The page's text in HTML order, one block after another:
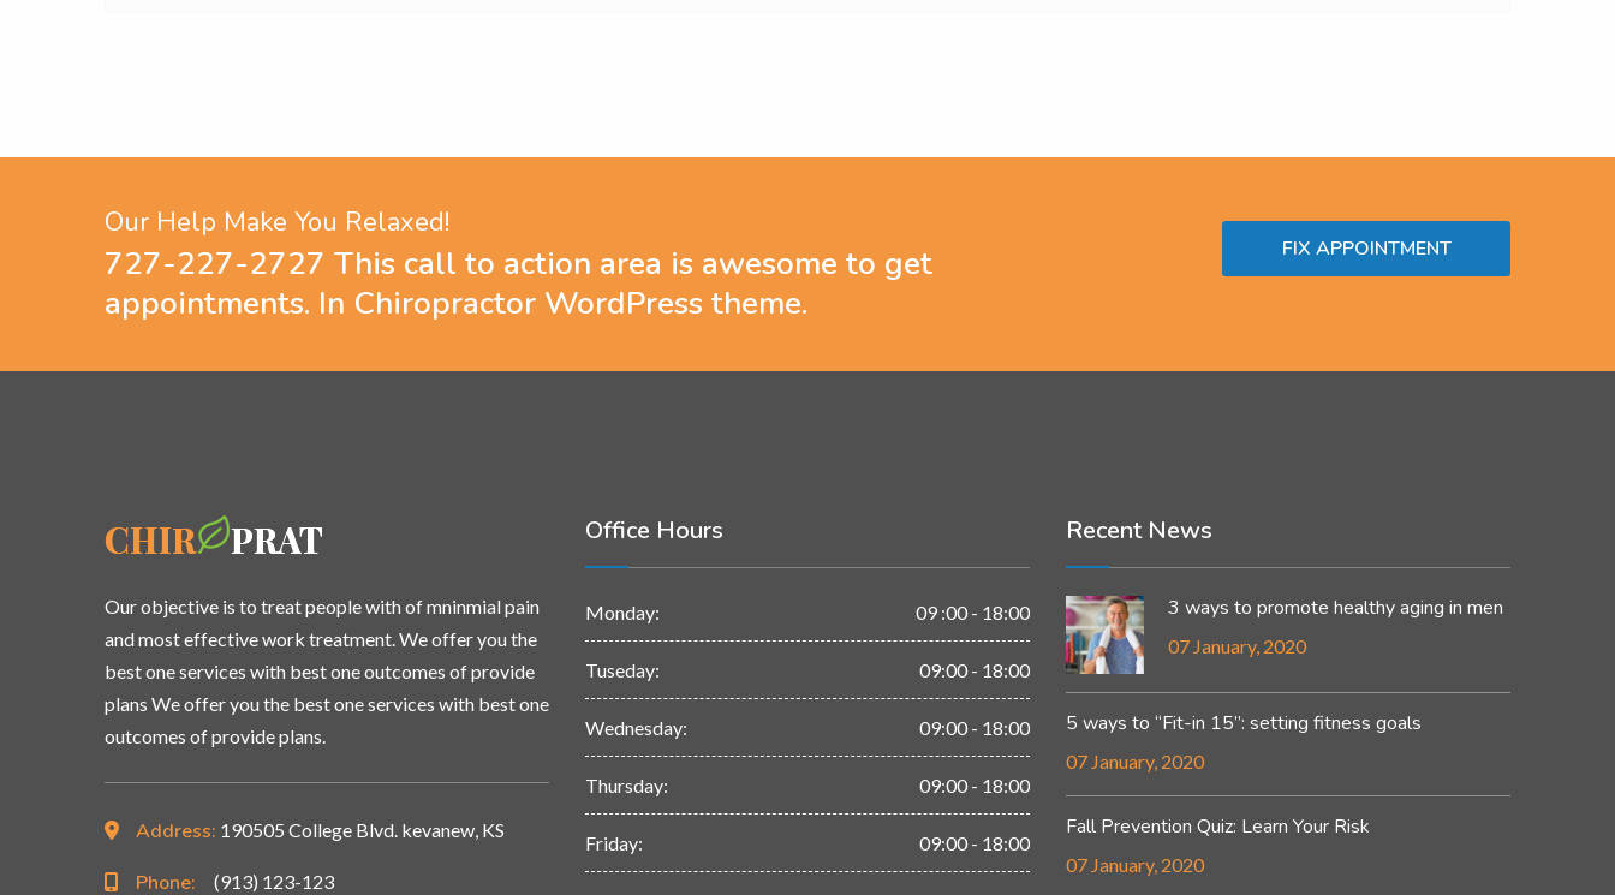
Our Help Make You Relaxed!
727-227-2727 This call to action area is awesome to get
appointments. In Chiropractor WordPress theme.
FIX APPOINTMENT
Our objective is to treat people with of mninmial pain
and most effective work treatment. We offer you the
best one services with best one outcomes of provide
plans We offer you the best one services with best one
outcomes of provide plans.
Address: 190505 College Blvd. kevanew, KS
Phone: (913) 123-123
Office Hours
Monday: 09 :00 - 18:00
Tuseday: 09:00 - 18:00
Wednesday: 09:00 - 18:00
Thursday: 09:00 - 18:00
Friday: 09:00 - 18:00
Recent News
3 ways to promote healthy aging in men
07 January, 2020
5 ways to “Fit-in 15”: setting fitness goals
07 January, 2020
Fall Prevention Quiz: Learn Your Risk
07 January, 2020